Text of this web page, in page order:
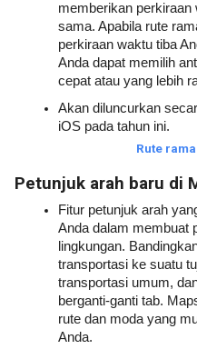
memberikan perkiraan
sama. Apabila rute
perkiraan waktu tiba
Anda dapat memilih
cepat atau yang lebih
Akan diluncurkan
iOS pada tahun ini.
Rute
Petunjuk arah baru di
Fitur petunjuk arah
Anda dalam membuat
lingkungan.
transportasi ke suatu
transportasi umum,
berganti-ganti tab.
rute dan moda yang
Anda.